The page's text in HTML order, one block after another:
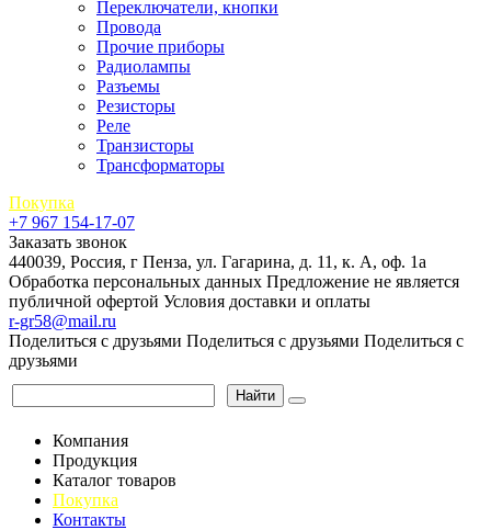
Переключатели, кнопки
Провода
Прочие приборы
Радиолампы
Разъемы
Резисторы
Реле
Транзисторы
Трансформаторы
Покупка
+7 967 154-17-07
Заказать звонок
440039, Россия, г Пенза, ул. Гагарина, д. 11, к. А, оф. 1а
Обработка персональных данных Предложение не является
публичной офертой Условия доставки и оплаты
r-gr58@mail.ru
Поделиться с друзьями Поделиться с друзьями Поделиться с
друзьями
Найти
Компания
Продукция
Каталог товаров
Покупка
Контакты